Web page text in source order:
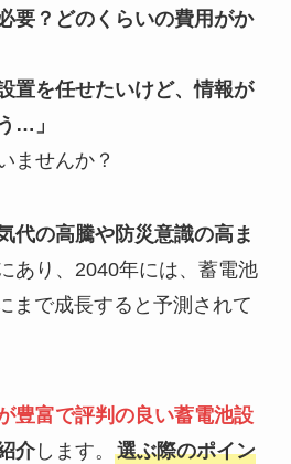
要？どのくらいの費用がか
置を任せたいけど、情報が
…」
ませんか？
代の高騰や防災意識の高ま
あり、2040年には、蓄電池
まで成長すると予測されて
豊富で評判の良い蓄電池設
介します。 選ぶ際のポイン